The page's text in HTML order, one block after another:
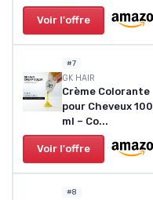
Voir l'offre
#7
GK HAIR
Crème Colorante
pour Cheveux 100
ml – Co...
Voir l'offre
#8